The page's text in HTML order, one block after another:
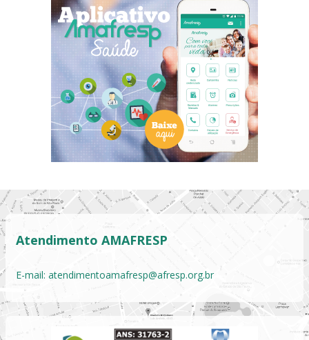
Atendimento AMAFRESP
E-mail: atendimentoamafresp@afresp.org.br